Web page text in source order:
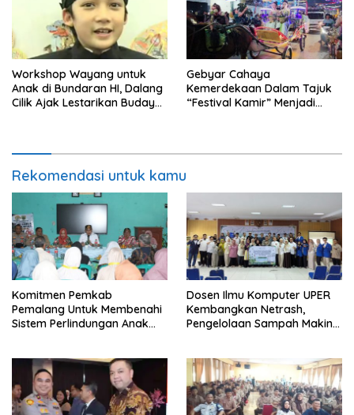
Workshop Wayang untuk
Anak di Bundaran HI, Dalang
Cilik Ajak Lestarikan Budaya
Gebyar Cahaya
Kemerdekaan Dalam Tajuk
“Festival Kamir” Menjadi
Rekomendasi untuk kamu
Komitmen Pemkab
Pemalang Untuk Membenahi
Sistem Perlindungan Anak
Dosen Ilmu Komputer UPER
Kembangkan Netrash,
Pengelolaan Sampah Makin